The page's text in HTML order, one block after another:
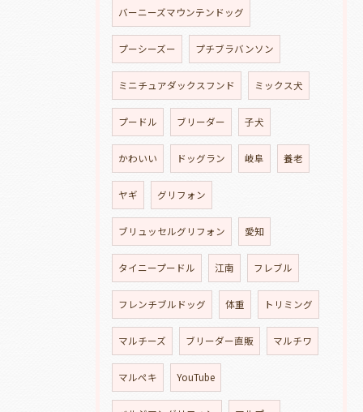
バーニーズマウンテンドッグ
プーシーズー プチブラバンソン
ミニチュアダックスフンド ミックス犬
プードル ブリーダー 子犬
かわいい ドッグラン 岐阜 養老
ヤギ グリフォン
ブリュッセルグリフォン 愛知
タイニープードル 江南 フレブル
フレンチブルドッグ 体重 トリミング
マルチーズ ブリーダー直販 マルチワ
マルペキ YouTube